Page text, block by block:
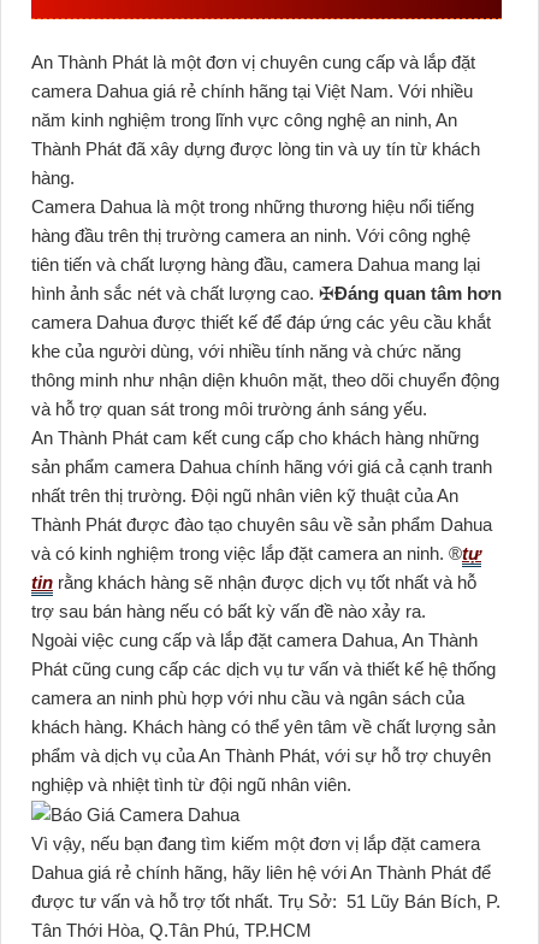
An Thành Phát là một đơn vị chuyên cung cấp và lắp đặt
camera Dahua giá rẻ chính hãng tại Việt Nam. Với nhiều
năm kinh nghiệm trong lĩnh vực công nghệ an ninh, An
Thành Phát đã xây dựng được lòng tin và uy tín từ khách
hàng.
Camera Dahua là một trong những thương hiệu nổi tiếng
hàng đầu trên thị trường camera an ninh. Với công nghệ
tiên tiến và chất lượng hàng đầu, camera Dahua mang lại
hình ảnh sắc nét và chất lượng cao. ✠Đáng quan tâm hơn
camera Dahua được thiết kế để đáp ứng các yêu cầu khắt
khe của người dùng, với nhiều tính năng và chức năng
thông minh như nhận diện khuôn mặt, theo dõi chuyển động
và hỗ trợ quan sát trong môi trường ánh sáng yếu.
An Thành Phát cam kết cung cấp cho khách hàng những
sản phẩm camera Dahua chính hãng với giá cả cạnh tranh
nhất trên thị trường. Đội ngũ nhân viên kỹ thuật của An
Thành Phát được đào tạo chuyên sâu về sản phẩm Dahua
và có kinh nghiệm trong việc lắp đặt camera an ninh. ®️tự
tin rằng khách hàng sẽ nhận được dịch vụ tốt nhất và hỗ
trợ sau bán hàng nếu có bất kỳ vấn đề nào xảy ra.
Ngoài việc cung cấp và lắp đặt camera Dahua, An Thành
Phát cũng cung cấp các dịch vụ tư vấn và thiết kế hệ thống
camera an ninh phù hợp với nhu cầu và ngân sách của
khách hàng. Khách hàng có thể yên tâm về chất lượng sản
phẩm và dịch vụ của An Thành Phát, với sự hỗ trợ chuyên
nghiệp và nhiệt tình từ đội ngũ nhân viên.
Vì vậy, nếu bạn đang tìm kiếm một đơn vị lắp đặt camera
Dahua giá rẻ chính hãng, hãy liên hệ với An Thành Phát để
được tư vấn và hỗ trợ tốt nhất. Trụ Sở: 51 Lũy Bán Bích, P.
Tân Thới Hòa, Q.Tân Phú, TP.HCM